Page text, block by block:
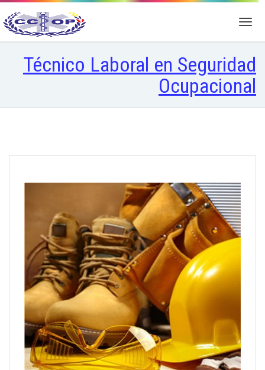
Técnico Laboral en Seguridad
Ocupacional